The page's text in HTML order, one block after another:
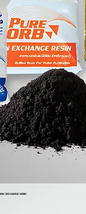
ION EXCHANGE RESIN